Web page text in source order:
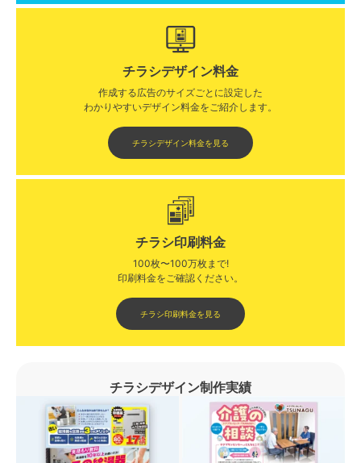
チラシデザイン料金
作成する広告のサイズごとに設定した
わかりやすいデザイン料金をご紹介します。​​
チラシデザイン料金を見る
チラシ印刷料金
100枚〜100万枚まで!
印刷料金をご確認ください。​
チラシ印刷料金を見る
チラシデザイン制作実績